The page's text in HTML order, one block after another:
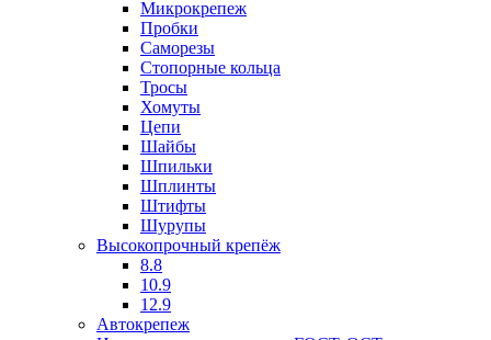
Микрокрепеж
Пробки
Саморезы
Стопорные кольца
Тросы
Хомуты
Цепи
Шайбы
Шпильки
Шплинты
Штифты
Шурупы
Высокопрочный крепёж
8.8
10.9
12.9
Автокрепеж